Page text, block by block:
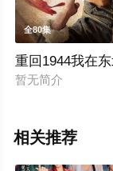
全80集
重回1944我在
暂无简介
相关推荐